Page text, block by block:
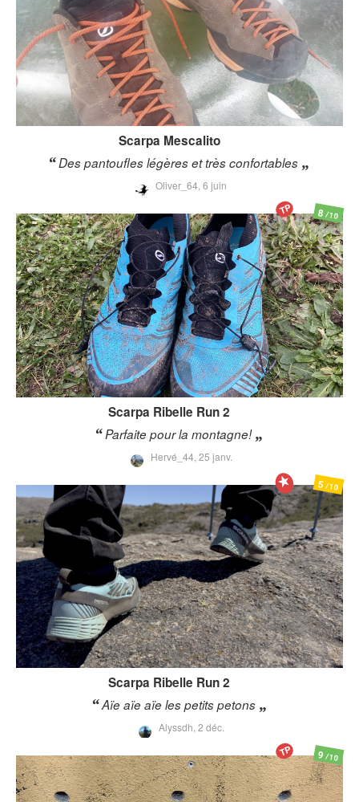
Scarpa Mescalito
Des pantoufles légères et très confortables
Oliver_64, 6 juin
Scarpa Ribelle Run 2
Parfaite pour la montagne!
Hervé_44, 25 janv.
8/10
TP
Scarpa Ribelle Run 2
Aïe aïe aïe les petits petons
Alyssdh, 2 déc.
5/10
9/10
TP